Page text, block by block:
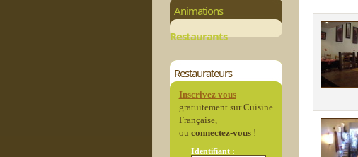
Animations
Restaurants
Restaurateurs
Inscrivez vous
gratuitement sur Cuisine
Française,
ou connectez-vous!
Identifiant :